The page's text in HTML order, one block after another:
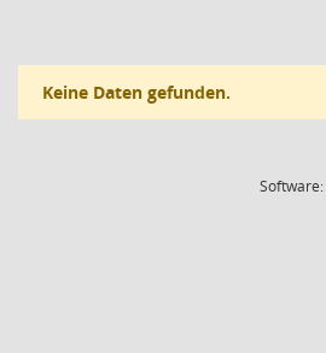
Keine Daten gefunden.
Software: